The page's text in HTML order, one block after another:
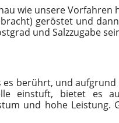
wie unsere Vorfahren
geröstet und
und Salzzugabe
es berührt, und
einstuft, bietet es
und hohe